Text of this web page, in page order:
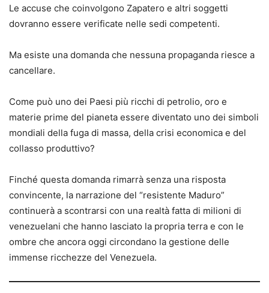
Le accuse che coinvolgono Zapatero e altri soggetti
dovranno essere verificate nelle sedi competenti.
Ma esiste una domanda che nessuna propaganda riesce a
cancellare.
Come può uno dei Paesi più ricchi di petrolio, oro e
materie prime del pianeta essere diventato uno dei simboli
mondiali della fuga di massa, della crisi economica e del
collasso produttivo?
Finché questa domanda rimarrà senza una risposta
convincente, la narrazione del “resistente Maduro”
continuerà a scontrarsi con una realtà fatta di milioni di
venezuelani che hanno lasciato la propria terra e con le
ombre che ancora oggi circondano la gestione delle
immense ricchezze del Venezuela.